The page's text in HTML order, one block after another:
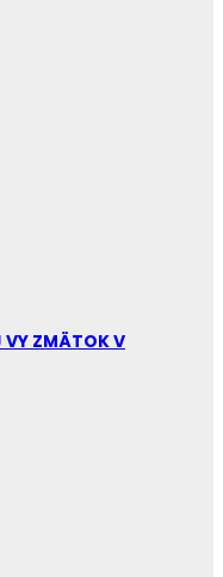
VY ZMÄTOK V